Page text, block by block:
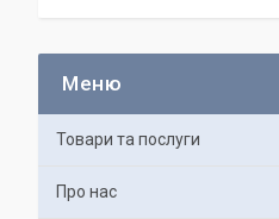
Товари та послуги
Про нас